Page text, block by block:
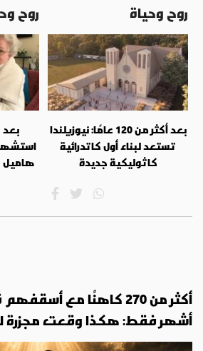
روح وحياة
بعد أكثر من 120 عامًا: نيوزيلندا
تستعد لبناء أول كاتدرائية
كاثوليكية جديدة
روح
هاميل
أكثر من 270 كاهنًا مع
أشهر فقط: هكذا وقعت مجزرة